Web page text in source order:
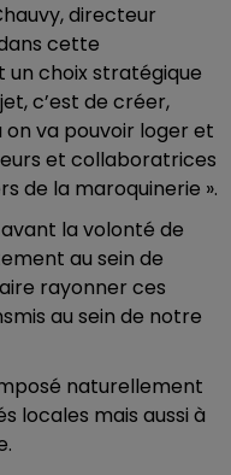
directeur
cette
choix stratégique
c’est de créer,
va pouvoir loger et
et collaboratrices
de la maroquinerie ».
la volonté de
au sein de
rayonner ces
au sein de notre
naturellement
locales mais aussi à